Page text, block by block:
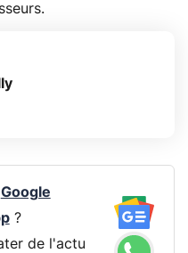
Google
?
de l'actu